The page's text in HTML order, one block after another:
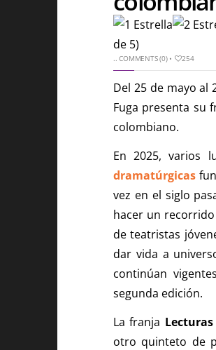
de 5)
..COMMENTS (0)• 254
Del 25 de mayo al
Fuga presenta su
colombiano.
En 2025, varios
dramatúrgicas
vez en el siglo
hacer un
de teatristas
dar vida a
continúan
segunda edición.
La franja
otro quinteto de